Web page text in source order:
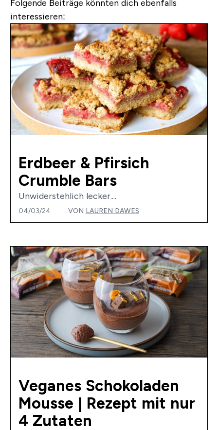
Folgende Beiträge könnten dich ebenfalls
interessieren:
Erdbeer & Pfirsich
Crumble Bars
Unwiderstehlich lecker....
04/03/24 VON LAUREN DAWES
Veganes Schokoladen
Mousse | Rezept mit nur
4 Zutaten